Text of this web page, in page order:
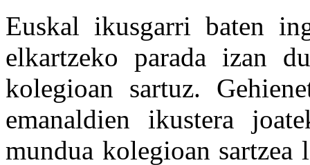
Euskal ikusgarri baten
elkartzeko parada izan
kolegioan sartuz.
emanaldien ikustera
mundua kolegioan sartzea